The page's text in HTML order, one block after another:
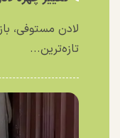
لادن مستوفی،
تازه‌ترین...